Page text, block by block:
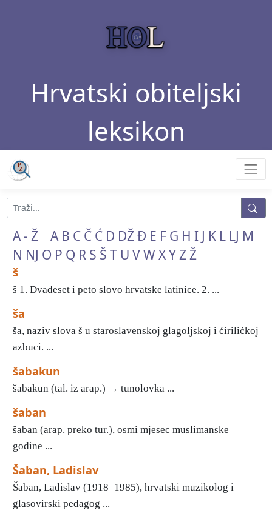
Hrvatski obiteljski
leksikon
A - Ž A B C Č Ć D DŽĐ E F G H I J K L LJ M
N NJ O P Q R S Š T U VW XYZŽ
š
š 1. Dvadeset i peto slovo hrvatske latinice. 2. ...
ša
ša, naziv slova š u staroslavenskoj glagoljskoj i ćirilićkoj
azbuci. ...
šabakun
šabakun (tal. iz arap.) → tunolovka ...
šaban
šaban (arap. preko tur.), osmi mjesec muslimanske
godine ...
Šaban, Ladislav
Šaban, Ladislav (1918–1985), hrvatski muzikolog i
glasovirski pedagog ...